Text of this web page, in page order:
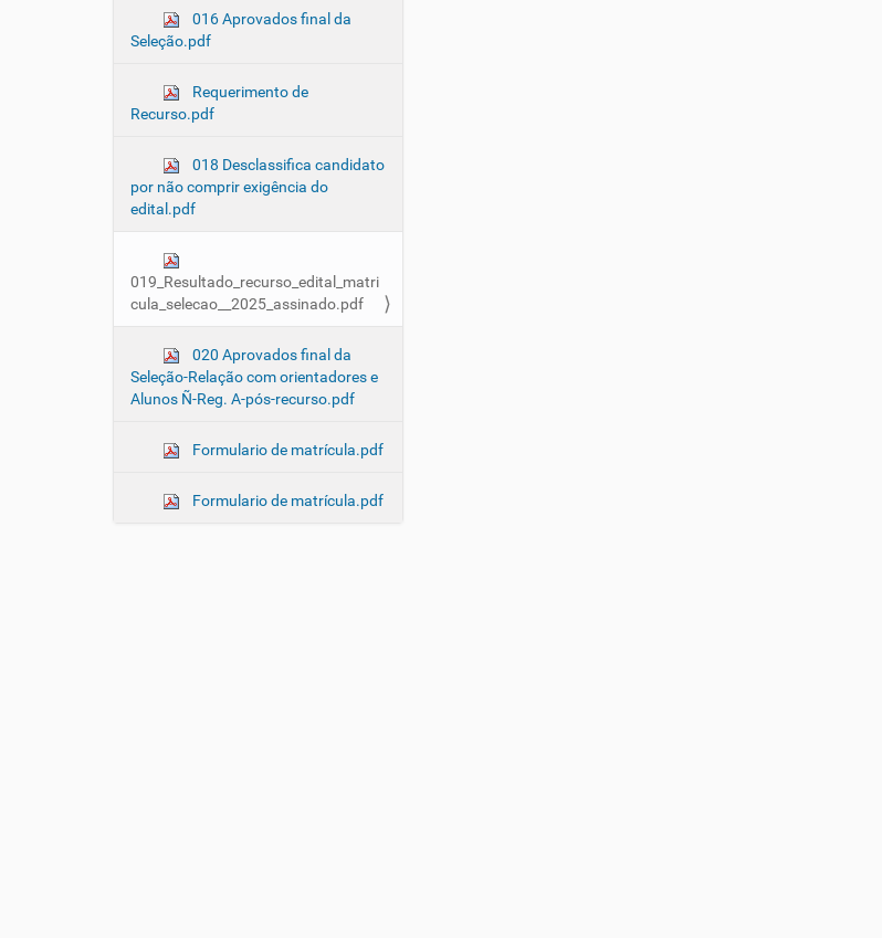
016 Aprovados final da
Seleção.pdf
Requerimento de
Recurso.pdf
018 Desclassifica candidato
por não comprir exigência do
edital.pdf
019_Resultado_recurso_edital_matri
cula_selecao__2025_assinado.pdf
020 Aprovados final da
Seleção-Relação com orientadores e
Alunos Ñ-Reg. A-pós-recurso.pdf
Formulario de matrícula.pdf
Formulario de matrícula.pdf